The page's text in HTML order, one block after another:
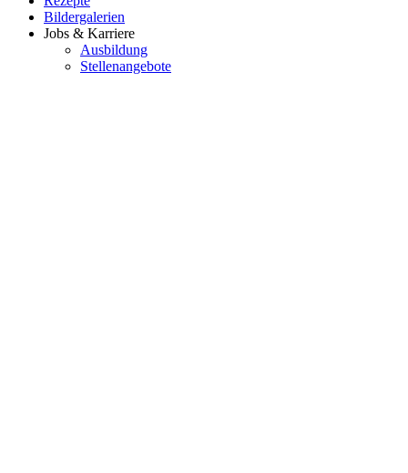
Bildergalerien
Jobs & Karriere
Ausbildung
Stellenangebote